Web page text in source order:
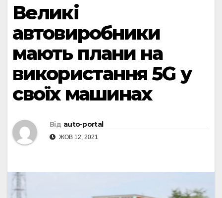
Великі
автовиробники
мають плани на
використання 5G у
своїх машинах
Від auto-portal
ЖОВ 12, 2021